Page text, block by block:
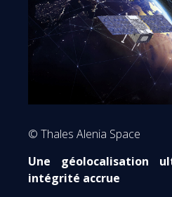
© Thales Alenia Space
Une géolocalisation
intégrité accrue